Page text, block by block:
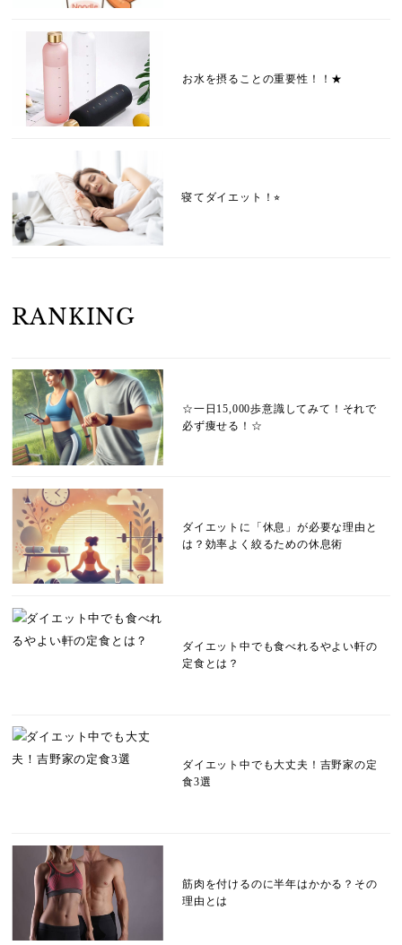
お水を摂ることの重要性！！★
寝てダイエット！⭐︎
RANKING
☆一日15,000歩意識してみて！それで
必ず痩せる！☆
ダイエットに「休息」が必要な理由と
は？効率よく絞るための休息術
ダイエット中でも食べれるやよい軒の
定食とは？
ダイエット中でも大丈夫！吉野家の定
食3選
筋肉を付けるのに半年はかかる？その
理由とは